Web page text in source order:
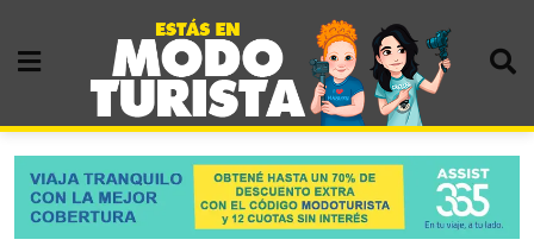
content